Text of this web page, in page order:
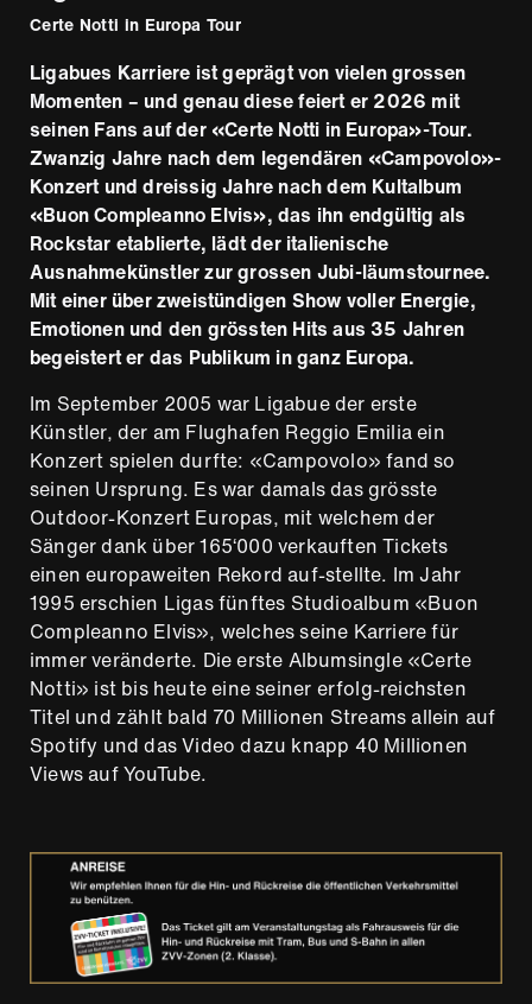
Certe Notti in Europa Tour
Ligabues Karriere ist geprägt von vielen grossen
Momenten – und genau diese feiert er 2026 mit
seinen Fans auf der «Certe Notti in Europa»-Tour.
Zwanzig Jahre nach dem legendären «Campovolo»-
Konzert und dreissig Jahre nach dem Kultalbum
«Buon Compleanno Elvis», das ihn endgültig als
Rockstar etablierte, lädt der italienische
Ausnahmekünstler zur grossen Jubi-läumstournee.
Mit einer über zweistündigen Show voller Energie,
Emotionen und den grössten Hits aus 35 Jahren
begeistert er das Publikum in ganz Europa.
Im September 2005 war Ligabue der erste
Künstler, der am Flughafen Reggio Emilia ein
Konzert spielen durfte: «Campovolo» fand so
seinen Ursprung. Es war damals das grösste
Outdoor-Konzert Europas, mit welchem der
Sänger dank über 165‘000 verkauften Tickets
einen europaweiten Rekord auf-stellte. Im Jahr
1995 erschien Ligas fünftes Studioalbum «Buon
Compleanno Elvis», welches seine Karriere für
immer veränderte. Die erste Albumsingle «Certe
Notti» ist bis heute eine seiner erfolg-reichsten
Titel und zählt bald 70 Millionen Streams allein auf
Spotify und das Video dazu knapp 40 Millionen
Views auf YouTube.